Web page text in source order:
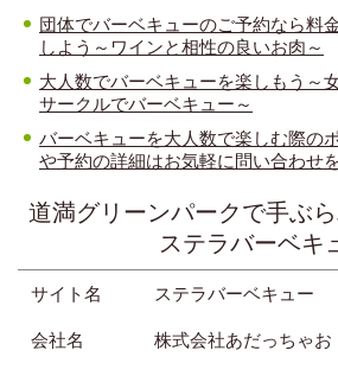
団体でバーベキューのご予約なら料
しよう～ワインと相性の良いお肉～
大人数でバーベキューを楽しもう～
サークルでバーベキュー～
バーベキューを大人数で楽しむ際の
や予約の詳細はお気軽に問い合わせ
道満グリーンパークで手ぶ
ステラバーベキ
サイト名 ステラバーベキュー
会社名 株式会社あだっちゃお